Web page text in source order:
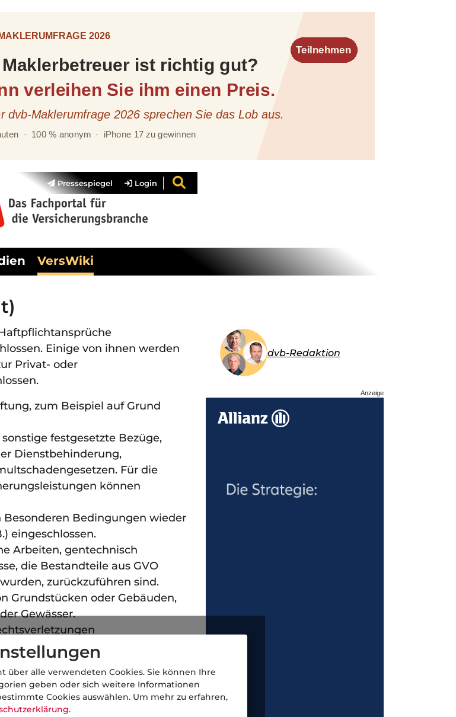
Pressespiegel Login
VersWiki
Einige von ihnen werden
Privat- oder
zum Beispiel auf Grund
festgesetzte Bezüge,
Dienstbehinderung,
Für die
können
Besonderen Bedingungen wieder
eingeschlossen.
Arbeiten, gentechnisch
die Bestandteile aus GVO
zurückzuführen sind.
Grundstücken oder Gebäuden,
Gewässer.
Ungleichbehandlung
oder Erzeugnisse
und der Bereitstellung
dvb-Redaktion
Anzeige
über alle verwendeten Cookies. Sie können Ihre
geben oder sich weitere Informationen
Cookies auswählen. Um mehr zu erfahren,
.